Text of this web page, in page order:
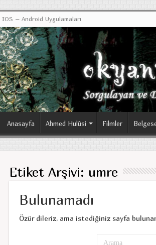
IOS – Android Uygulamaları
Anasayfa Ahmed Hulûsi Filmler
Etiket Arşivi: umre
Bulunamadı
Özür dileriz, ama istediğiniz sayfa